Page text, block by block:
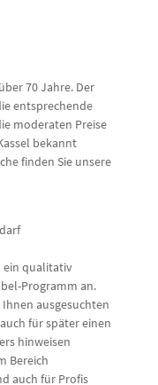
70 Jahre. Der
entsprechende
moderaten Preise
bekannt
finden Sie unsere
ein qualitativ
Programm an.
ausgesuchten
für später einen
hinweisen
Bereich
auch für Profis